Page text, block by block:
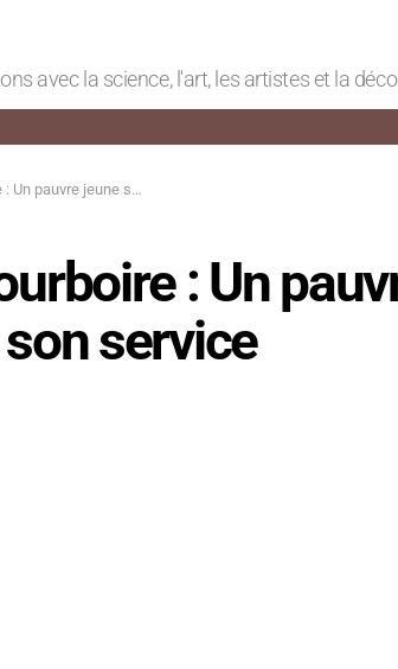
avec la science, l'art, les artistes et la
serveur faisait son service
: Un
service